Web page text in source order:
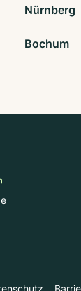
Nürnberg
Bochum